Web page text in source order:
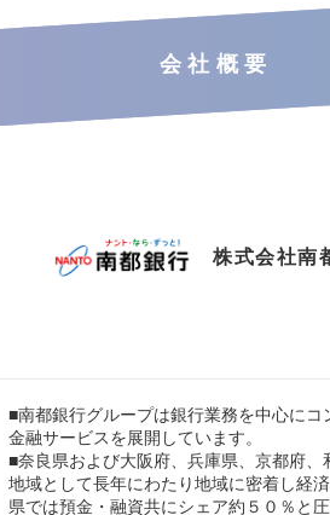
会社概要
株式会社南
■南都銀行グループは銀行業務を中心に
金融サービスを展開しています。
■奈良県および大阪府、兵庫県、京都府
地域として長年にわたり地域に密着し経
県では預金・融資共にシェア約５０％と